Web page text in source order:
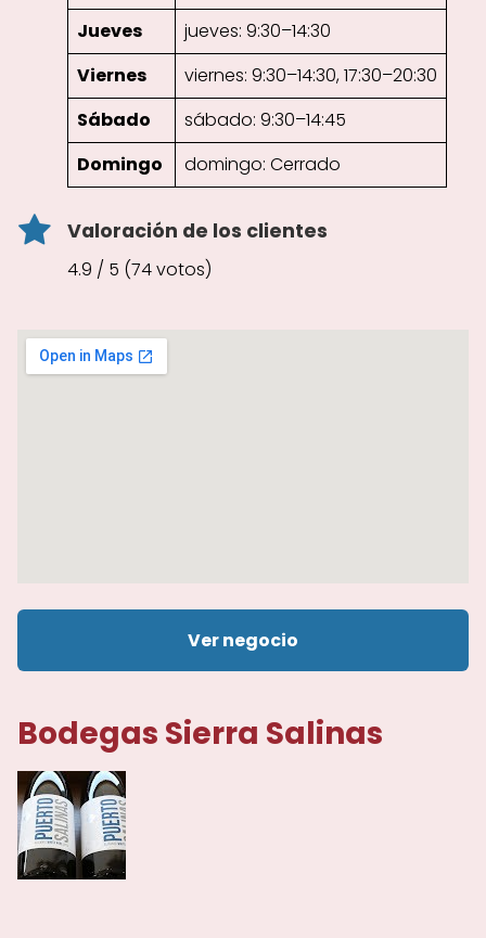
Jueves
jueves: 9:30–14:30
Viernes
viernes: 9:30–14:30, 17:30–20:30
Sábado
sábado: 9:30–14:45
Domingo
domingo: Cerrado
Valoración de los clientes
4.9 / 5 (74 votos)
Ver negocio
Bodegas Sierra Salinas